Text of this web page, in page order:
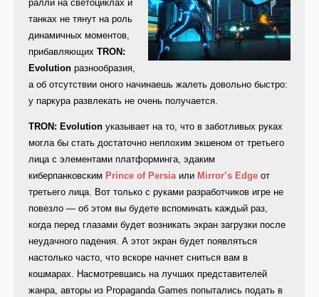
ралли на светоциклах и
танках не тянут на роль
динамичных моментов,
прибавляющих TRON:
Evolution разнообразия,
а об отсутствии оного начинаешь жалеть довольно быстро:
у паркура развлекать не очень получается.
TRON: Evolution указывает на то, что в заботливых руках
могла бы стать достаточно неплохим экшеном от третьего
лица с элементами платформинга, эдаким
киберпанковским Prince of Persiaили Mirror’s Edge от
третьего лица. Вот только с руками разработчиков игре не
повезло — об этом вы будете вспоминать каждый раз,
когда перед глазами будет возникать экран загрузки после
неудачного падения. А этот экран будет появляться
настолько часто, что вскоре начнет сниться вам в
кошмарах. Насмотревшись на лучших представителей
жанра, авторы из Propaganda Games попытались подать в